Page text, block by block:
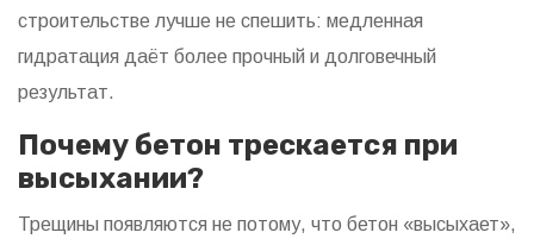
строительстве лучше не спешить: медленная
гидратация даёт более прочный и долговечный
результат.
Почему бетон трескается при
высыхании?
Трещины появляются не потому, что бетон «высыхает»,